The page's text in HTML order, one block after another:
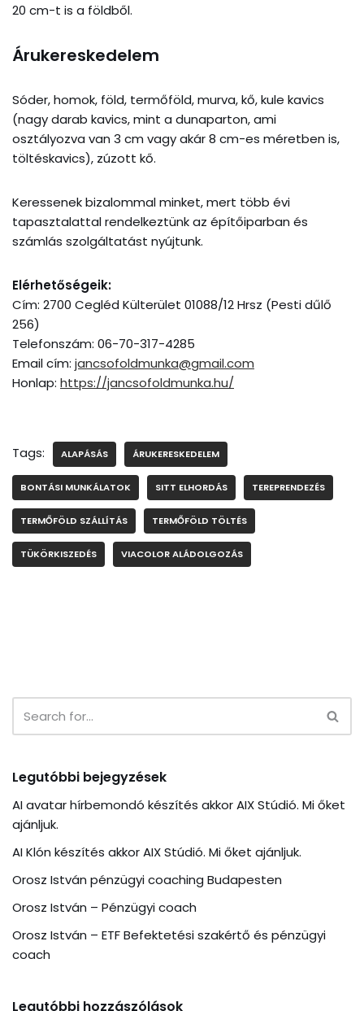
20 cm-t is a földből.
Árukereskedelem
Sóder, homok, föld, termőföld, murva, kő, kule kavics
(nagy darab kavics, mint a dunaparton, ami
osztályozva van 3 cm vagy akár 8 cm-es méretben is,
töltéskavics), zúzott kő.
Keressenek bizalommal minket, mert több évi
tapasztalattal rendelkeztünk az építőiparban és
számlás szolgáltatást nyújtunk.
Elérhetőségeik:
Cím: 2700 Cegléd Külterület 01088/12 Hrsz (Pesti dűlő
256)
Telefonszám: 06-70-317-4285
Email cím: jancsofoldmunka@gmail.com
Honlap: https://jancsofoldmunka.hu/
Tags: ALAPÁSÁS ÁRUKERESKEDELEM
BONTÁSI MUNKÁLATOK SITT ELHORDÁS TEREPRENDEZÉS
TERMŐFÖLD SZÁLLÍTÁS TERMŐFÖLD TÖLTÉS
TÜKÖRKISZEDÉS VIACOLOR ALÁDOLGOZÁS
Legutóbbi bejegyzések
AI avatar hírbemondó készítés akkor AIX Stúdió. Mi őket
ajánljuk.
AI Klón készítés akkor AIX Stúdió. Mi őket ajánljuk.
Orosz István pénzügyi coaching Budapesten
Orosz István – Pénzügyi coach
Orosz István – ETF Befektetési szakértő és pénzügyi
coach
Legutóbbi hozzászólások